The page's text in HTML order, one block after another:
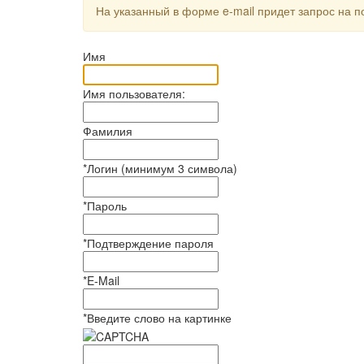
На указанный в форме e-mail придет запрос на
Имя
Имя пользователя:
Фамилия
*Логин (минимум 3 символа)
*Пароль
*Подтверждение пароля
*E-Mail
*Введите слово на картинке